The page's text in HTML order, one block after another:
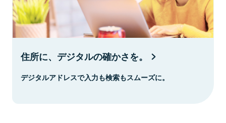
住所に、デジタルの確かさを。
デジタルアドレスで入力も検索もスムーズに。